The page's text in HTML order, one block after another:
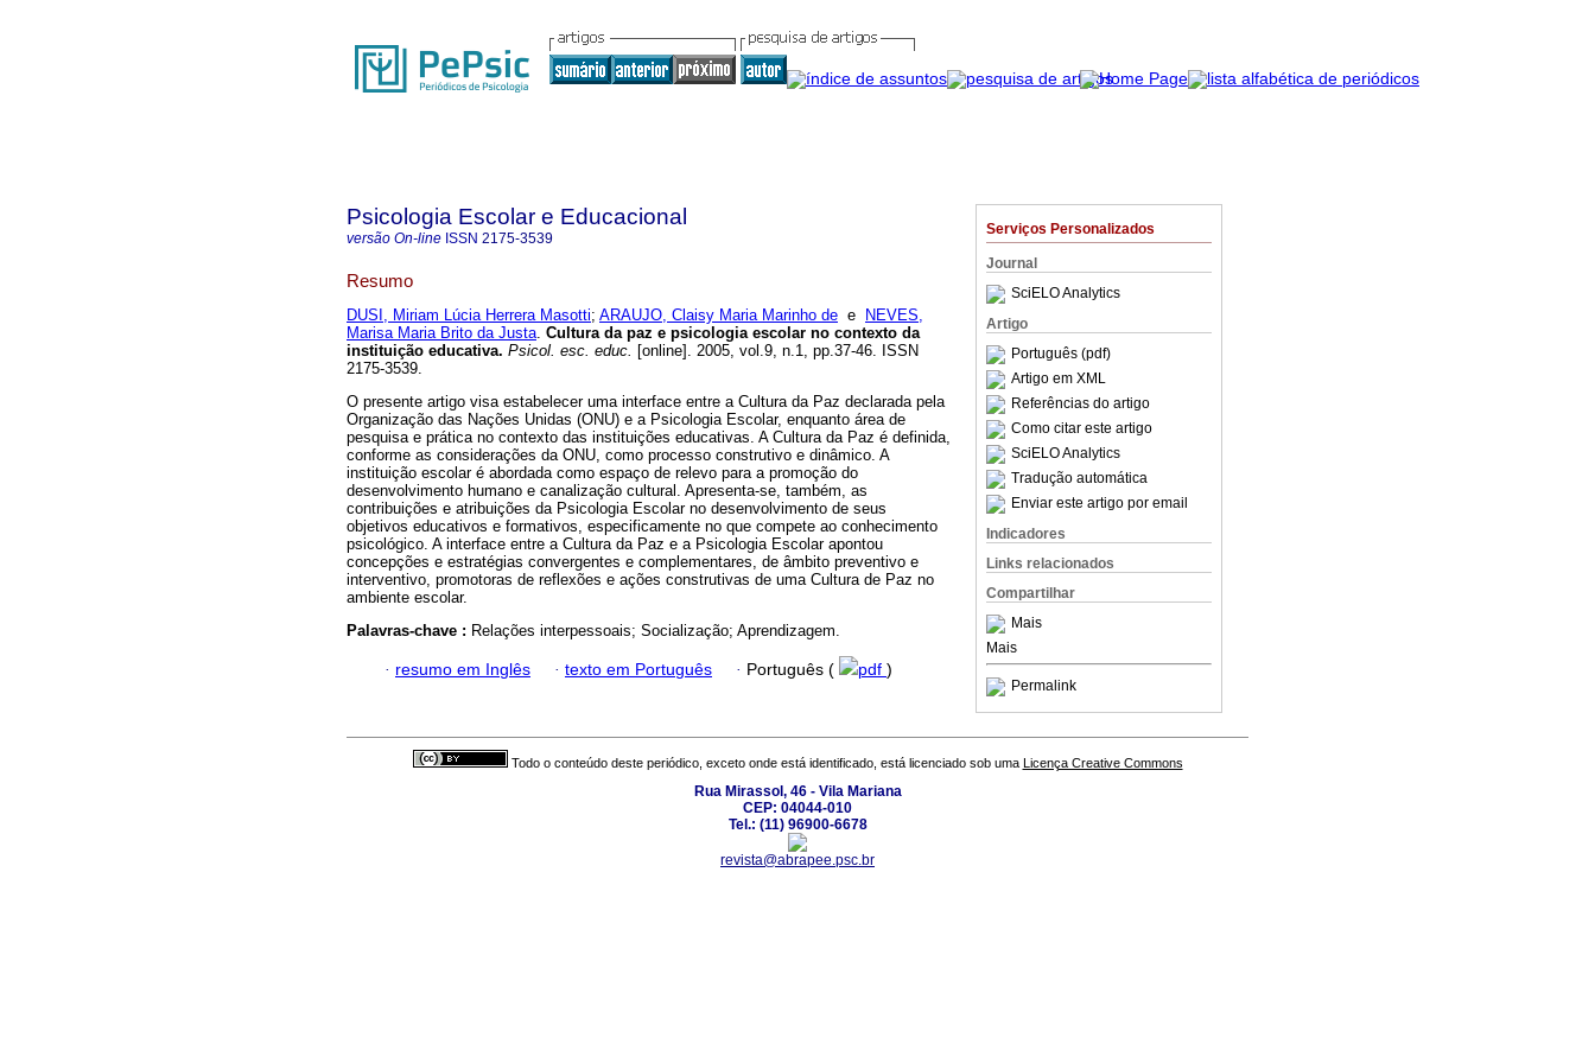
Serviços Personalizados
Journal
SciELO Analytics
Artigo
Português (pdf)
Artigo em XML
Referências do artigo
Como citar este artigo
SciELO Analytics
Tradução automática
Enviar este artigo por email
Indicadores
Links relacionados
Compartilhar
Mais
Mais
Permalink
Psicologia Escolar e Educacional
versão On-line ISSN 2175-3539
Resumo
DUSI, Miriam Lúcia Herrera Masotti; ARAUJO, Claisy Maria Marinho de e
NEVES,
Marisa Maria Brito da Justa. Cultura da paz e psicologia escolar no contexto da
instituição educativa. Psicol. esc. educ. [online]. 2005, vol.9, n.1, pp.37-46. ISSN
2175-3539.
O presente artigo visa estabelecer uma interface entre a Cultura da Paz declarada pela
Organização das Nações Unidas (ONU) e a Psicologia Escolar, enquanto área de
pesquisa e prática no contexto das instituições educativas. A Cultura da Paz é definida,
conforme as considerações da ONU, como processo construtivo e dinâmico. A
instituição escolar é abordada como espaço de relevo para a promoção do
desenvolvimento humano e canalização cultural. Apresenta-se, também, as
contribuições e atribuições da Psicologia Escolar no desenvolvimento de seus
objetivos educativos e formativos, especificamente no que compete ao conhecimento
psicológico. A interface entre a Cultura da Paz e a Psicologia Escolar apontou
concepções e estratégias convergentes e complementares, de âmbito preventivo e
interventivo, promotoras de reflexões e ações construtivas de uma Cultura de Paz no
ambiente escolar.
Palavras-chave : Relações interpessoais; Socialização; Aprendizagem.
· resumo em Inglês · texto em Português · Português ( pdf )
Todo o conteúdo deste periódico, exceto onde está identificado, está licenciado sob uma Licença Creative Commons
Rua Mirassol, 46 - Vila Mariana
CEP: 04044-010
Tel.: (11) 96900-6678
revista@abrapee.psc.br